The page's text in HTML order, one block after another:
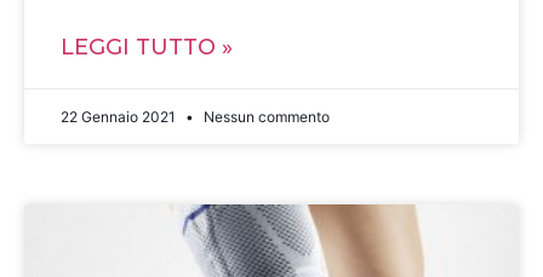
LEGGI TUTTO »
22 Gennaio 2021 Nessun commento